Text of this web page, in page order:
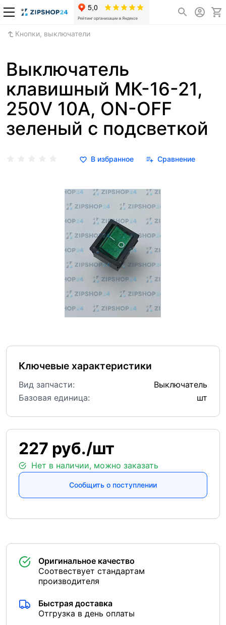
Кнопки, выключатели
Выключатель
клавишный МК-16-21,
250V 10А, ON-OFF
зеленый с подсветкой
В избранное Сравнение
227 руб./шт
Нет в наличии, можно заказать
Сообщить о поступлении
Ключевые характеристики
Вид запчасти:
Выключатель
Базовая единица:
шт
Оригинальное качество
Соотвествует стандартам
производителя
Быстрая доставка
Отгрузка в день оплаты